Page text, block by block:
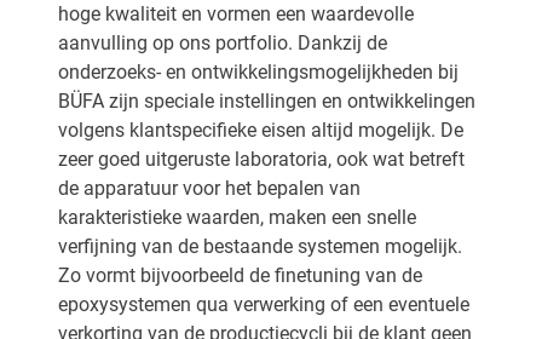
hoge kwaliteit en vormen een waardevolle
aanvulling op ons portfolio. Dankzij de
onderzoeks- en ontwikkelingsmogelijkheden bij
BÜFA zijn speciale instellingen en ontwikkelingen
volgens klantspecifieke eisen altijd mogelijk. De
zeer goed uitgeruste laboratoria, ook wat betreft
de apparatuur voor het bepalen van
karakteristieke waarden, maken een snelle
verfijning van de bestaande systemen mogelijk.
Zo vormt bijvoorbeeld de finetuning van de
epoxysystemen qua verwerking of een eventuele
verkorting van de productiecycli bij de klant geen